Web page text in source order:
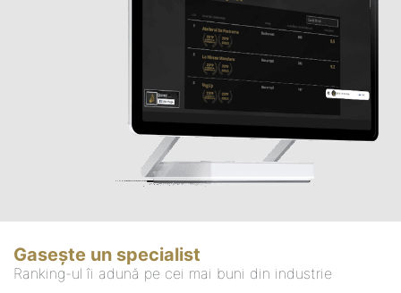
Gasește un specialist
Ranking-ul îi adună pe cei mai buni din industrie